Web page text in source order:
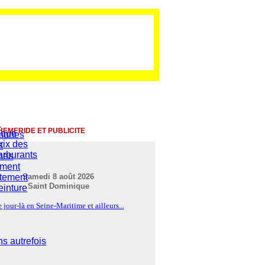
autrefois
des
ET PUBLICITE
Samedi 8 août 2026
Saint Dominique
jour-là en Seine-Maritime et ailleurs...